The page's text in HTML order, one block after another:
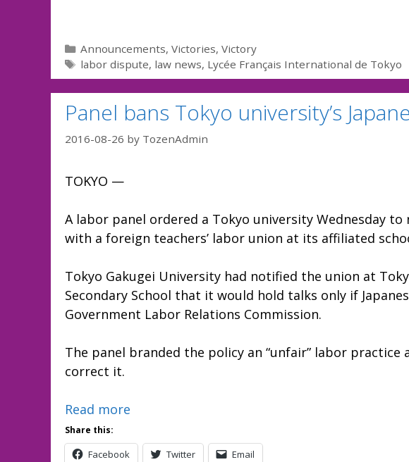
Categories
Announcements,Victories,Victory
Tags
labor dispute, law news, Lycée Français International de Tokyo
Panel bans Tokyo university’s
2016-08-26 by TozenAdmin
TOKYO —
A labor panel ordered a Tokyo university Wednesday
with a foreign teachers’ labor union at its affiliated
Tokyo Gakugei University had notified the union at
Secondary School that it would hold talks only if
Government Labor Relations Commission.
The panel branded the policy an “unfair” labor
correct it.
Read more
Share this:
Facebook Twitter Email